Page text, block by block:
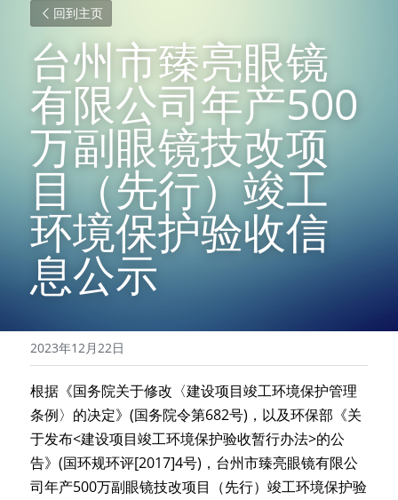
回到主页
台州市臻亮眼镜
有限公司年产500
万副眼镜技改项
目（先行）竣工
环境保护验收信
息公示
2023年12月22日
根据《国务院关于修改〈建设项目竣工环境保护管理
条例〉的决定》(国务院令第682号)，以及环保部《关
于发布<建设项目竣工环境保护验收暂行办法>的公
告》(国环规环评[2017]4号)，台州市臻亮眼镜有限公
司年产500万副眼镜技改项目（先行）竣工环境保护验